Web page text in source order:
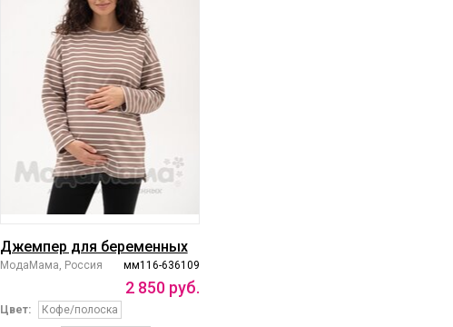
Джемпер для беременных
мм116-636109
МодаМама, Россия
2 850 руб.
Цвет: Кофе/полоска